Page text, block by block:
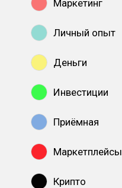
Маркетинг
Личный опыт
Деньги
Инвестиции
Приёмная
Маркетплейсы
Крипто